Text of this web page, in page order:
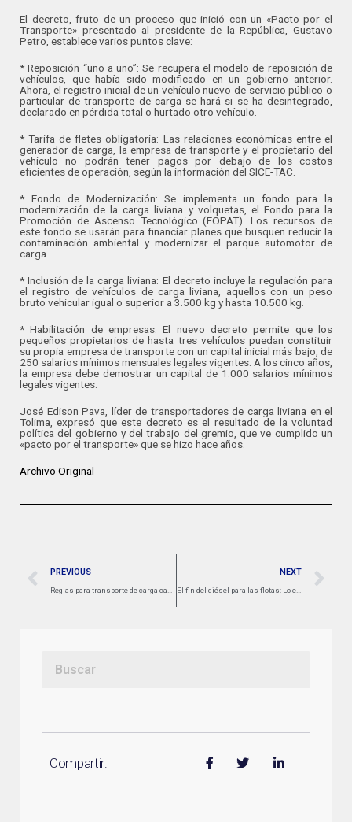
El decreto, fruto de un proceso que inició con un «Pacto por el
Transporte» presentado al presidente de la República, Gustavo
Petro, establece varios puntos clave:
* Reposición “uno a uno”: Se recupera el modelo de reposición de
vehículos, que había sido modificado en un gobierno anterior.
Ahora, el registro inicial de un vehículo nuevo de servicio público o
particular de transporte de carga se hará si se ha desintegrado,
declarado en pérdida total o hurtado otro vehículo.
* Tarifa de fletes obligatoria: Las relaciones económicas entre el
generador de carga, la empresa de transporte y el propietario del
vehículo no podrán tener pagos por debajo de los costos
eficientes de operación, según la información del SICE-TAC.
* Fondo de Modernización: Se implementa un fondo para la
modernización de la carga liviana y volquetas, el Fondo para la
Promoción de Ascenso Tecnológico (FOPAT). Los recursos de
este fondo se usarán para financiar planes que busquen reducir la
contaminación ambiental y modernizar el parque automotor de
carga.
* Inclusión de la carga liviana: El decreto incluye la regulación para
el registro de vehículos de carga liviana, aquellos con un peso
bruto vehicular igual o superior a 3.500 kg y hasta 10.500 kg.
* Habilitación de empresas: El nuevo decreto permite que los
pequeños propietarios de hasta tres vehículos puedan constituir
su propia empresa de transporte con un capital inicial más bajo, de
250 salarios mínimos mensuales legales vigentes. A los cinco años,
la empresa debe demostrar un capital de 1.000 salarios mínimos
legales vigentes.
José Edison Pava, líder de transportadores de carga liviana en el
Tolima, expresó que este decreto es el resultado de la voluntad
política del gobierno y del trabajo del gremio, que ve cumplido un
«pacto por el transporte» que se hizo hace años.
Archivo Original
PREVIOUS
Reglas para transporte de carga cambian en Colombia: ¿qué ajustes hay para conductores?
NEXT
El fin del diésel para las flotas: Lo eléctrico sería una opción más rentable
Compartir: